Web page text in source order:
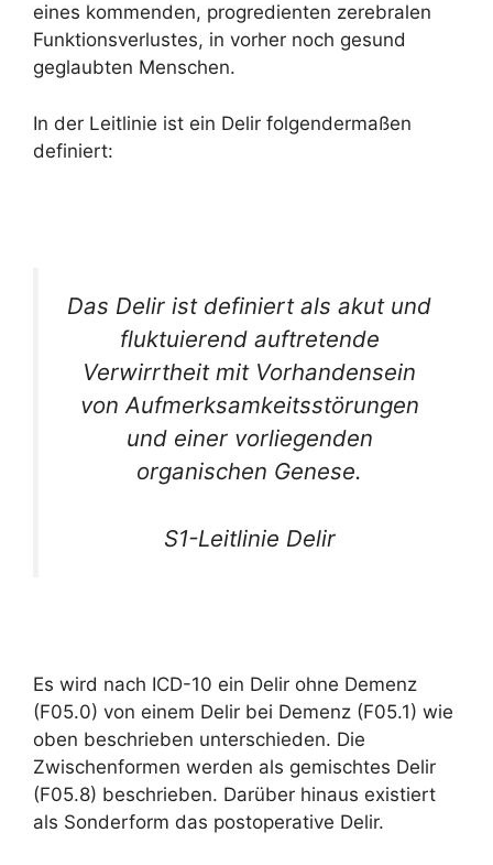
eines kommenden, progredienten zerebralen
Funktionsverlustes, in vorher noch gesund
geglaubten Menschen.
In der Leitlinie ist ein Delir folgendermaßen
definiert:
Das Delir ist definiert als akut und
fluktuierend auftretende
Verwirrtheit mit Vorhandensein
von Aufmerksamkeitsstörungen
und einer vorliegenden
organischen Genese.
S1-Leitlinie Delir
Es wird nach ICD-10 ein Delir ohne Demenz
(F05.0) von einem Delir bei Demenz (F05.1) wie
oben beschrieben unterschieden. Die
Zwischenformen werden als gemischtes Delir
(F05.8) beschrieben. Darüber hinaus existiert
als Sonderform das postoperative Delir.